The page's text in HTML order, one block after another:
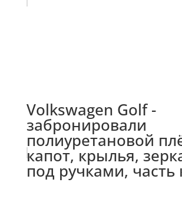
Volkswagen Golf -
забронировали
полиуретановой
капот, крылья,
под ручками, часть